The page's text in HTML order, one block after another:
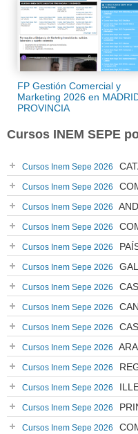
FP Gestión Comercial y
Marketing 2026 en
PROVINCIA
Cursos INEM SEPE
Cursos Inem Sepe 2026
Cursos Inem Sepe 2026
Cursos Inem Sepe 2026
Cursos Inem Sepe 2026
Cursos Inem Sepe 2026
Cursos Inem Sepe 2026
Cursos Inem Sepe 2026
Cursos Inem Sepe 2026
Cursos Inem Sepe 2026
Cursos Inem Sepe 2026
Cursos Inem Sepe 2026
Cursos Inem Sepe 2026
Cursos Inem Sepe 2026
Cursos Inem Sepe 2026